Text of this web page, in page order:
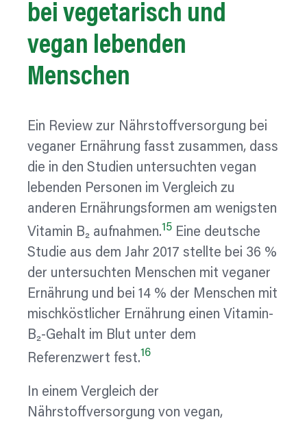
bei vegetarisch und
vegan lebenden
Menschen
Ein Review zur Nährstoffversorgung bei
veganer Ernährung fasst zusammen, dass
die in den Studien untersuchten vegan
lebenden Personen im Vergleich zu
anderen Ernährungsformen am wenigsten
Vitamin B₂ aufnahmen.15 Eine deutsche
Studie aus dem Jahr 2017 stellte bei 36 %
der untersuchten Menschen mit veganer
Ernährung und bei 14 % der Menschen mit
mischköstlicher Ernährung einen Vitamin-
B₂-Gehalt im Blut unter dem
Referenzwert fest.16
In einem Vergleich der
Nährstoffversorgung von vegan,